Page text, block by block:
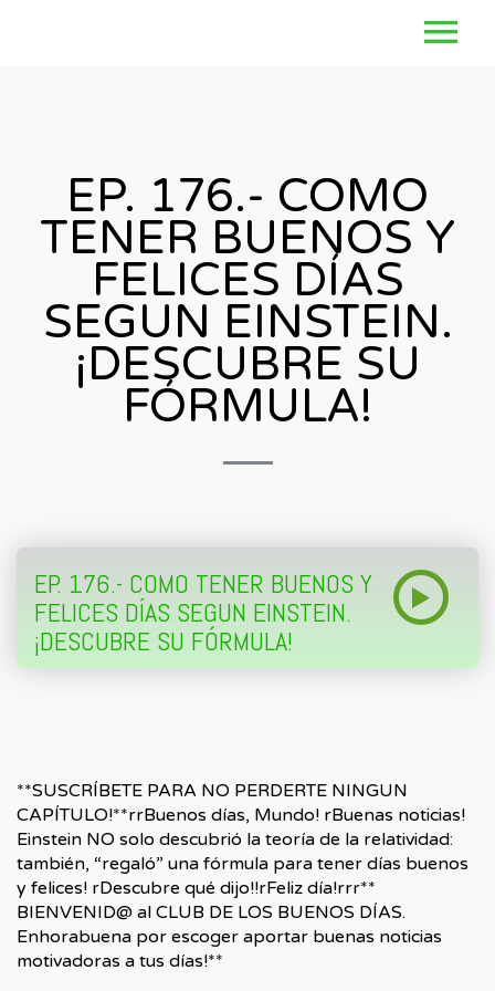
EP. 176.- COMO
TENER BUENOS Y
FELICES DÍAS
SEGUN EINSTEIN.
¡DESCUBRE SU
FÓRMULA!
EP. 176.- COMO TENER BUENOS Y
FELICES DÍAS SEGUN EINSTEIN.
¡DESCUBRE SU FÓRMULA!
**SUSCRÍBETE PARA NO PERDERTE NINGUN
CAPÍTULO!**rrBuenos días, Mundo! rBuenas noticias!
Einstein NO solo descubrió la teoría de la relatividad:
también, “regaló” una fórmula para tener días buenos
y felices! rDescubre qué dijo!!rFeliz día!rrr**
BIENVENID@ al CLUB DE LOS BUENOS DÍAS.
Enhorabuena por escoger aportar buenas noticias
motivadoras a tus días!**